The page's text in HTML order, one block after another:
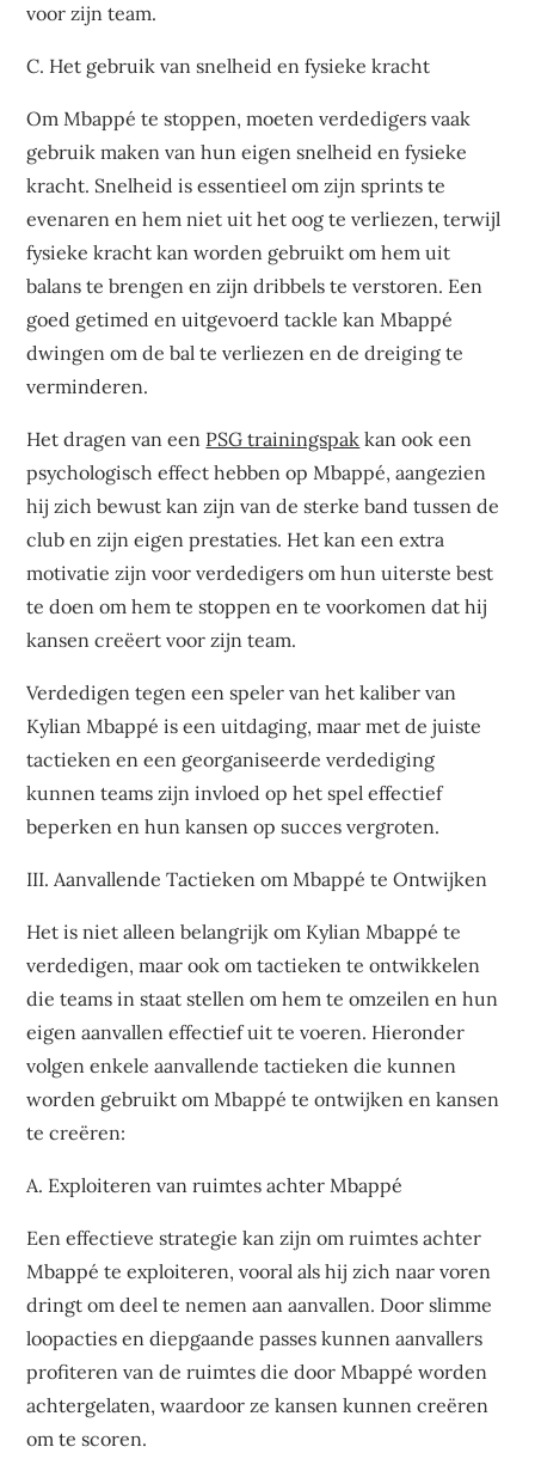
voor zijn team.
C. Het gebruik van snelheid en fysieke kracht
Om Mbappé te stoppen, moeten verdedigers vaak
gebruik maken van hun eigen snelheid en fysieke
kracht. Snelheid is essentieel om zijn sprints te
evenaren en hem niet uit het oog te verliezen, terwijl
fysieke kracht kan worden gebruikt om hem uit
balans te brengen en zijn dribbels te verstoren. Een
goed getimed en uitgevoerd tackle kan Mbappé
dwingen om de bal te verliezen en de dreiging te
verminderen.
Het dragen van een PSG trainingspak kan ook een
psychologisch effect hebben op Mbappé, aangezien
hij zich bewust kan zijn van de sterke band tussen de
club en zijn eigen prestaties. Het kan een extra
motivatie zijn voor verdedigers om hun uiterste best
te doen om hem te stoppen en te voorkomen dat hij
kansen creëert voor zijn team.
Verdedigen tegen een speler van het kaliber van
Kylian Mbappé is een uitdaging, maar met de juiste
tactieken en een georganiseerde verdediging
kunnen teams zijn invloed op het spel effectief
beperken en hun kansen op succes vergroten.
III. Aanvallende Tactieken om Mbappé te Ontwijken
Het is niet alleen belangrijk om Kylian Mbappé te
verdedigen, maar ook om tactieken te ontwikkelen
die teams in staat stellen om hem te omzeilen en hun
eigen aanvallen effectief uit te voeren. Hieronder
volgen enkele aanvallende tactieken die kunnen
worden gebruikt om Mbappé te ontwijken en kansen
te creëren:
A. Exploiteren van ruimtes achter Mbappé
Een effectieve strategie kan zijn om ruimtes achter
Mbappé te exploiteren, vooral als hij zich naar voren
dringt om deel te nemen aan aanvallen. Door slimme
loopacties en diepgaande passes kunnen aanvallers
profiteren van de ruimtes die door Mbappé worden
achtergelaten, waardoor ze kansen kunnen creëren
om te scoren.